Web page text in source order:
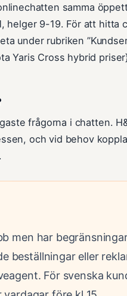
samma
helger 9-19. För att hitta
under rubriken
Yaris Cross hybrid
frågorna i chatten.
och vid behov
men har
beställningar eller
För svenska